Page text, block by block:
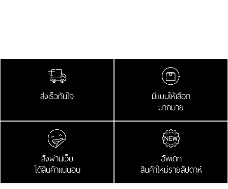
ส่งเร็วทันใจ มีแบบให้เลือก
มากมาย
สั่งผ่านเว็บ
ได้สินค้าแน่นอน
อัพเดท
สินค้าใหม่รายสัปดาห์